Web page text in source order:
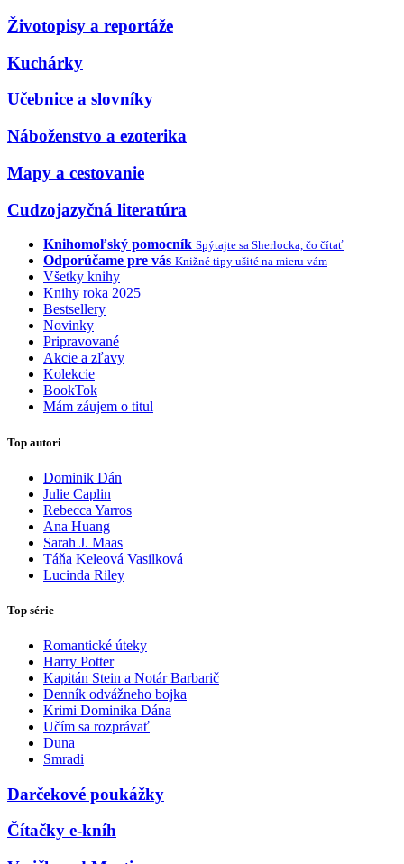
Životopisy a reportáže
Kuchárky
Učebnice a slovníky
Náboženstvo a ezoterika
Mapy a cestovanie
Cudzojazyčná literatúra
Knihomoľský pomocník Spýtajte sa Sherlocka, čo čítať
Odporúčame pre vás Knižné tipy ušité na mieru vám
Všetky knihy
Knihy roka 2025
Bestsellery
Novinky
Pripravované
Akcie a zľavy
Kolekcie
BookTok
Mám záujem o titul
Top autori
Dominik Dán
Julie Caplin
Rebecca Yarros
Ana Huang
Sarah J. Maas
Táňa Keleová Vasilková
Lucinda Riley
Top série
Romantické úteky
Harry Potter
Kapitán Stein a Notár Barbarič
Denník odvážneho bojka
Krimi Dominika Dána
Učím sa rozprávať
Duna
Smradi
Darčekové poukážky
Čítačky e-kníh